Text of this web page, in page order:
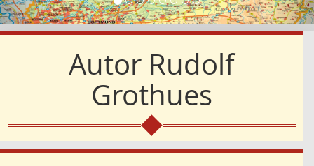
Autor Rudolf
Grothues